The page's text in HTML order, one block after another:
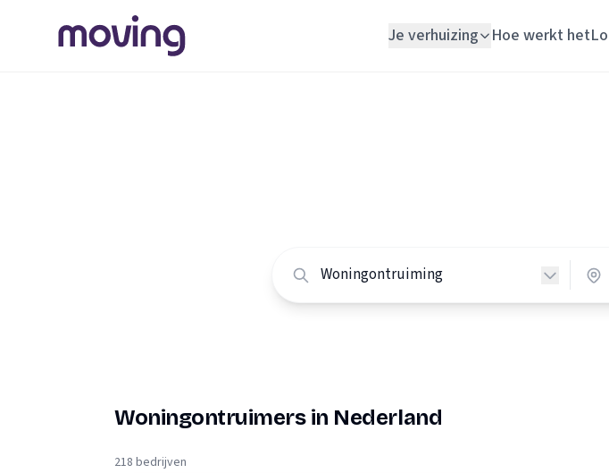
Je verhuizing
Loodgieter
Slotenmaker
Verhuisplanner
Hoe werkt het
Woningontruimers in Nederland
218 bedrijven